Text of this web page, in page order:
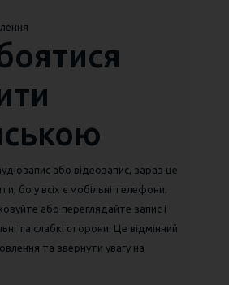
або відеозапис, зараз це
бо у всіх є мобільні телефони.
або переглядайте запис і
та слабкі сторони. Це відмінний
та звернути увагу на